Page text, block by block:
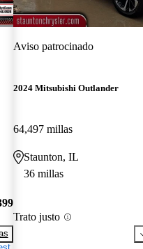
Aviso patrocinado
2024 Mitsubishi Outlander
64,497 millas
Staunton, IL
36 millas
Trato justo